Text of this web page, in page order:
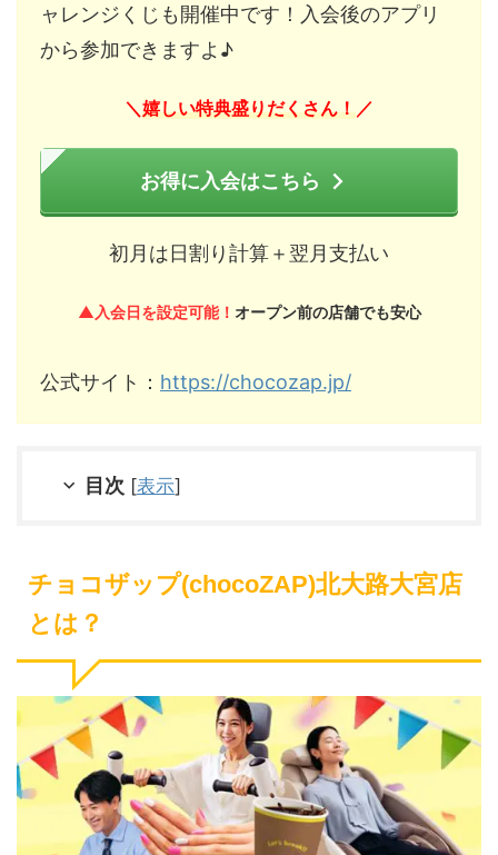
ャレンジくじも開催中です！入会後のアプリ
から参加できますよ♪
＼ 嬉しい特典盛りだくさん！ ／
お得に入会はこちら
初月は日割り計算＋翌月支払い
▲入会日を設定可能！ オープン前の店舗でも安心
公式サイト： https://chocozap.jp/
目次 [表示]
チョコザップ(chocoZAP)北大路大宮店
とは？